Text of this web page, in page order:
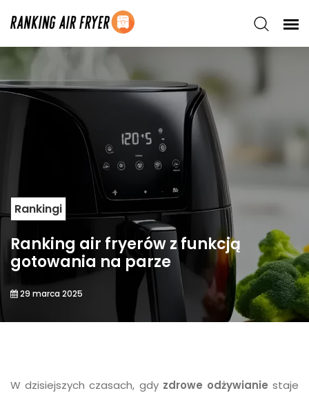
Rankingi
Ranking air fryerów z funkcją
gotowania na parze
29 marca 2025
W dzisiejszych czasach, gdy zdrowe odżywianie staje